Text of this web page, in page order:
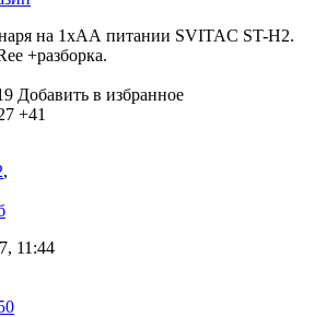
на 1хАА питании SVITAC ST-H2.
+разборка.
Добавить в избранное
+41
,
11:44